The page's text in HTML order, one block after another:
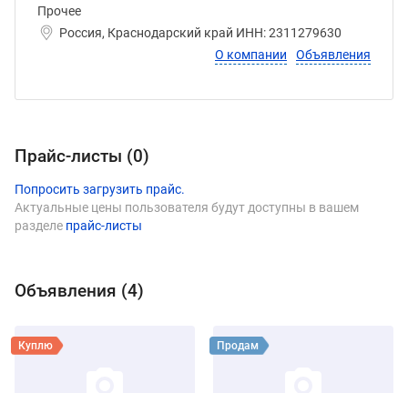
Прочее
Россия, Краснодарский край ИНН: 2311279630
О компании
Объявления
Прайс-листы (0)
Попросить загрузить прайс.
Актуальные цены пользователя будут доступны в вашем
разделе прайс-листы
Объявления (4)
Виды продукции ДАРЫ АТЛАНТИДЫ
Смотреть объявление
Куплю
Смотреть объявление
Продам